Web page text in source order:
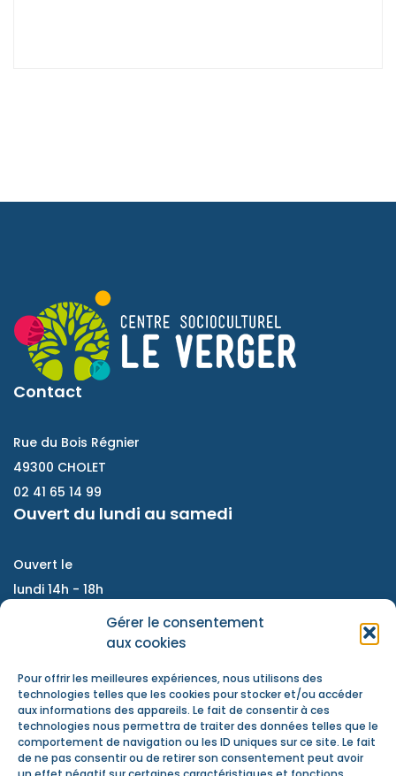
Gérer le consentement
aux cookies
Pour offrir les meilleures expériences, nous utilisons des
technologies telles que les cookies pour stocker et/ou accéder
aux informations des appareils. Le fait de consentir à ces
technologies nous permettra de traiter des données telles que le
comportement de navigation ou les ID uniques sur ce site. Le fait
de ne pas consentir ou de retirer son consentement peut avoir
Contact
Rue du Bois Régnier
49300 CHOLET
02 41 65 14 99
Ouvert du lundi au samedi
Ouvert le
lundi 14h - 18h
Du mardi au vendredi :
9h - 12h / 14h- 18h
d'échanges, information jeunesse
Nous contacter
Actualités
Mentions Légales